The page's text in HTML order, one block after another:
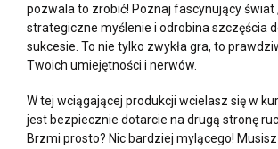
pozwala to zrobić! Poznaj fascynujący świat
strategiczne myślenie i odrobina szczęścia
sukcesie. To nie tylko zwykła gra, to
Twoich umiejętności i nerwów.
W tej wciągającej produkcji wcielasz się w
jest bezpiecznie dotarcie na drugą stronę
Brzmi prosto? Nic bardziej mylącego!